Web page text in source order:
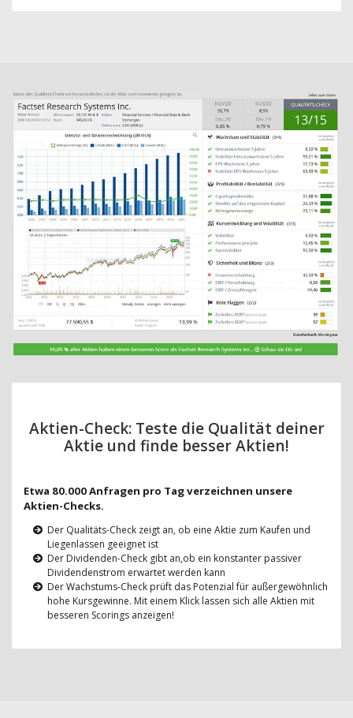
Aktien-Check: Teste die Qualität deiner
Aktie und finde besser Aktien!
Etwa 80.000 Anfragen pro Tag verzeichnen unsere
Aktien-Checks.
Der Qualitäts-Check zeigt an, ob eine Aktie zum Kaufen und
Liegenlassen geeignet ist
Der Dividenden-Check gibt an,ob ein konstanter passiver
Dividendenstrom erwartet werden kann
Der Wachstums-Check prüft das Potenzial für außergewöhnlich
hohe Kursgewinne. Mit einem Klick lassen sich alle Aktien mit
besseren Scorings anzeigen!